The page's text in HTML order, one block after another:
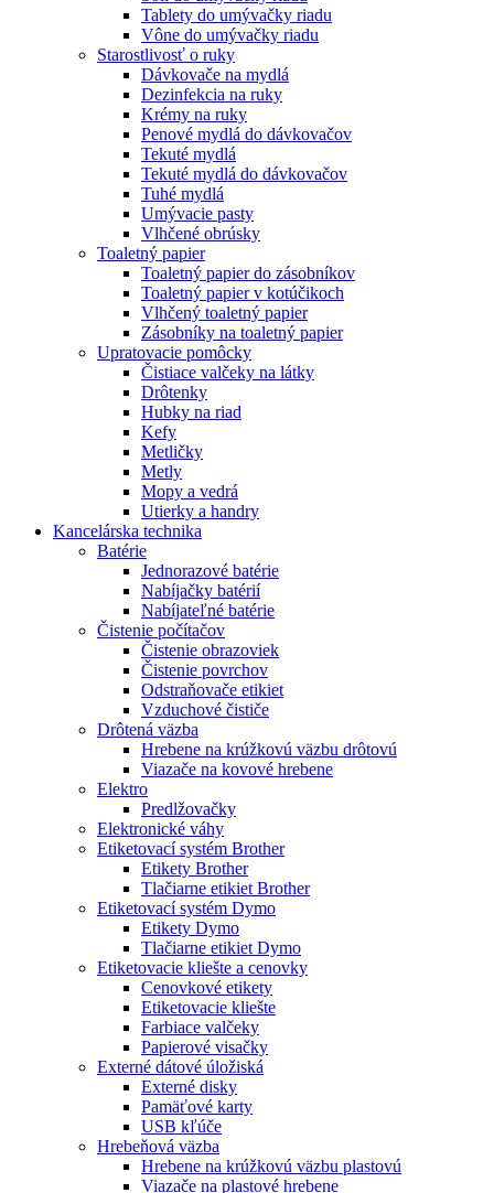
Tablety do umývačky riadu
Vône do umývačky riadu
Starostlivosť o ruky
Dávkovače na mydlá
Dezinfekcia na ruky
Krémy na ruky
Penové mydlá do dávkovačov
Tekuté mydlá
Tekuté mydlá do dávkovačov
Tuhé mydlá
Umývacie pasty
Vlhčené obrúsky
Toaletný papier
Toaletný papier do zásobníkov
Toaletný papier v kotúčikoch
Vlhčený toaletný papier
Zásobníky na toaletný papier
Upratovacie pomôcky
Čistiace valčeky na látky
Drôtenky
Hubky na riad
Kefy
Metličky
Metly
Mopy a vedrá
Utierky a handry
Kancelárska technika
Batérie
Jednorazové batérie
Nabíjačky batérií
Nabíjateľné batérie
Čistenie počítačov
Čistenie obrazoviek
Čistenie povrchov
Odstraňovače etikiet
Vzduchové čističe
Drôtená väzba
Hrebene na krúžkovú väzbu drôtovú
Viazače na kovové hrebene
Elektro
Predlžovačky
Elektronické váhy
Etiketovací systém Brother
Etikety Brother
Tlačiarne etikiet Brother
Etiketovací systém Dymo
Etikety Dymo
Tlačiarne etikiet Dymo
Etiketovacie kliešte a cenovky
Cenovkové etikety
Etiketovacie kliešte
Farbiace valčeky
Papierové visačky
Externé dátové úložiská
Externé disky
Pamäťové karty
USB kľúče
Hrebeňová väzba
Hrebene na krúžkovú väzbu plastovú
Viazače na plastové hrebene